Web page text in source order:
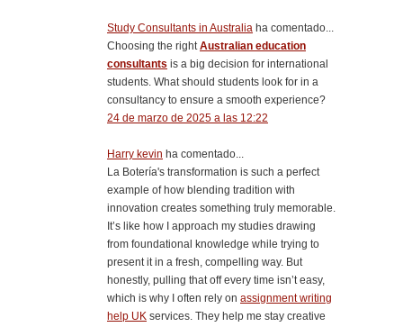
Study Consultants in Australia ha comentado...
Choosing the rightAustralian education
consultants is a big decision for international
students. What should students look for in a
consultancy to ensure a smooth experience?
24 de marzo de 2025 a las 12:22
Harry kevin ha comentado...
La Botería's transformation is such a perfect
example of how blending tradition with
innovation creates something truly memorable.
It’s like how I approach my studies drawing
from foundational knowledge while trying to
present it in a fresh, compelling way. But
honestly, pulling that off every time isn’t easy,
which is why I often rely on assignment writing
help UK services. They help me stay creative